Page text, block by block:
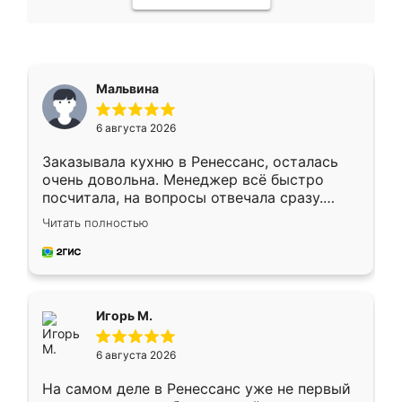
Мальвина
6 августа 2026
Заказывала кухню в Ренессанс, осталась
очень довольна. Менеджер всё быстро
посчитала, на вопросы отвечала сразу.
Замерщик приехал в субботу, подошёл к
делу со всей ответственностью. Собрали
за день, ребята работали аккуратно, даже
Читать полностью
Игорь М.
6 августа 2026
На самом деле в Ренессанс уже не первый